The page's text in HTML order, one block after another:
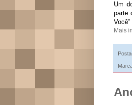
Um
parte
Mais